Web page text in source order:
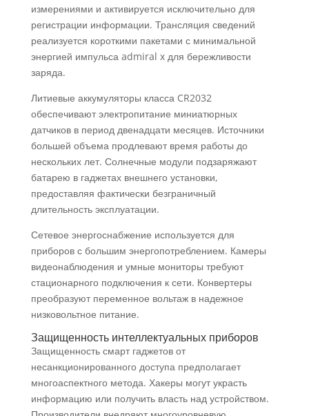
измерениями и активируется исключительно для
регистрации информации. Трансляция сведений
реализуется короткими пакетами с минимальной
энергией импульса admiral x для бережливости
заряда.
Литиевые аккумуляторы класса CR2032
обеспечивают электропитание миниатюрных
датчиков в период двенадцати месяцев. Источники
большей объема продлевают время работы до
нескольких лет. Солнечные модули подзаряжают
батарею в гаджетах внешнего установки,
предоставляя фактически безграничный
длительность эксплуатации.
Сетевое энергоснабжение используется для
приборов с большим энергопотреблением. Камеры
видеонаблюдения и умные мониторы требуют
стационарного подключения к сети. Конвертеры
преобразуют переменное вольтаж в надежное
низковольтное питание.
Защищенность интеллектуальных приборов
Защищенность смарт гаджетов от
несанкционированного доступа предполагает
многоаспектного метода. Хакеры могут украсть
информацию или получить власть над устройством.